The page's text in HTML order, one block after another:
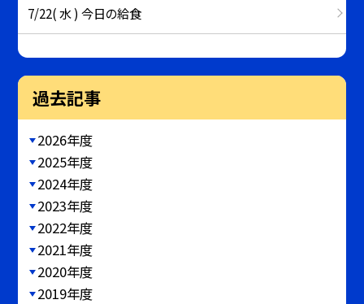
7/22( 水 ) 今日の給食
過去記事
2026年度
2025年度
2024年度
2023年度
2022年度
2021年度
2020年度
2019年度